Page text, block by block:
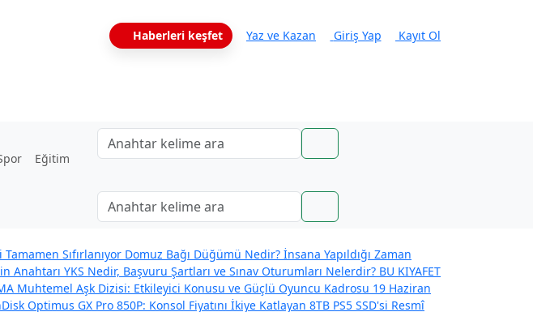
Haberleri keşfet Yaz ve Kazan Giriş Yap Kayıt Ol
Eğitim
Sıfırlanıyor Domuz Bağı Düğümü Nedir? İnsana Yapıldığı Zaman
Anahtarı YKS Nedir, Başvuru Şartları ve Sınav Oturumları Nelerdir? BU KIYAFET
Muhtemel Aşk Dizisi: Etkileyici Konusu ve Güçlü Oyuncu Kadrosu 19 Haziran
Optimus GX Pro 850P: Konsol Fiyatını İkiye Katlayan 8TB PS5 SSD'si Resmî